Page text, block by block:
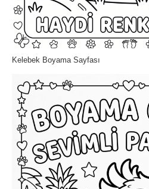
Kelebek Boyama Sayfası